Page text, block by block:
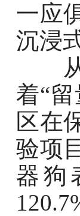
一应
沉浸
从
着“
区在
验项
器狗